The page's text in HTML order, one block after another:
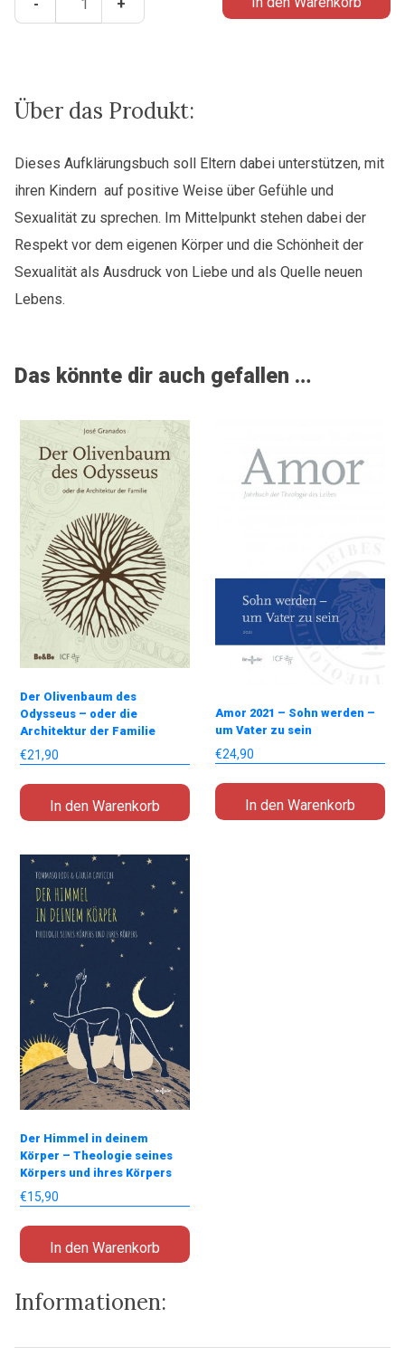
-
-
Leben,
Sexualität
Menge
+
Über das Produkt:
Dieses Aufklärungsbuch soll Eltern dabei unterstützen, mit
ihren Kindern auf positive Weise über Gefühle und
Sexualität zu sprechen. Im Mittelpunkt stehen dabei der
Respekt vor dem eigenen Körper und die Schönheit der
Sexualität als Ausdruck von Liebe und als Quelle neuen
Lebens.
Das könnte dir auch gefallen …
Der Olivenbaum des
Odysseus – oder die
Architektur der Familie
€21,90
In den Warenkorb
Amor 2021 – Sohn werden –
um Vater zu sein
€24,90
In den Warenkorb
Der Himmel in deinem
Körper – Theologie seines
Körpers und ihres Körpers
€15,90
In den Warenkorb
Informationen: